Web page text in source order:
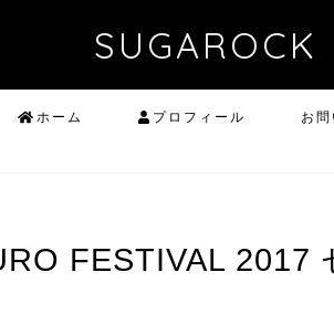
SUGAROCK
ホーム プロフィール お
FESTIVAL 2017